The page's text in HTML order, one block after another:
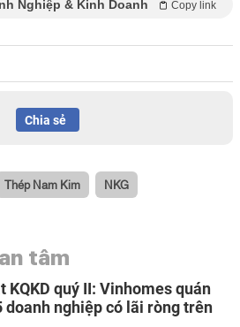
Nghiệp & Kinh Doanh Copy link
Chia sẻ
Thép Nam Kim NKG
tâm
KQKD quý II: Vinhomes quán
doanh nghiệp có lãi ròng trên